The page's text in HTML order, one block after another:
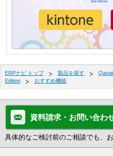
ERPナビ トップ 製品を探す
Edition
おすすめ機能
資料請求・お問い合わ
具体的なご検討前のご相談でも、